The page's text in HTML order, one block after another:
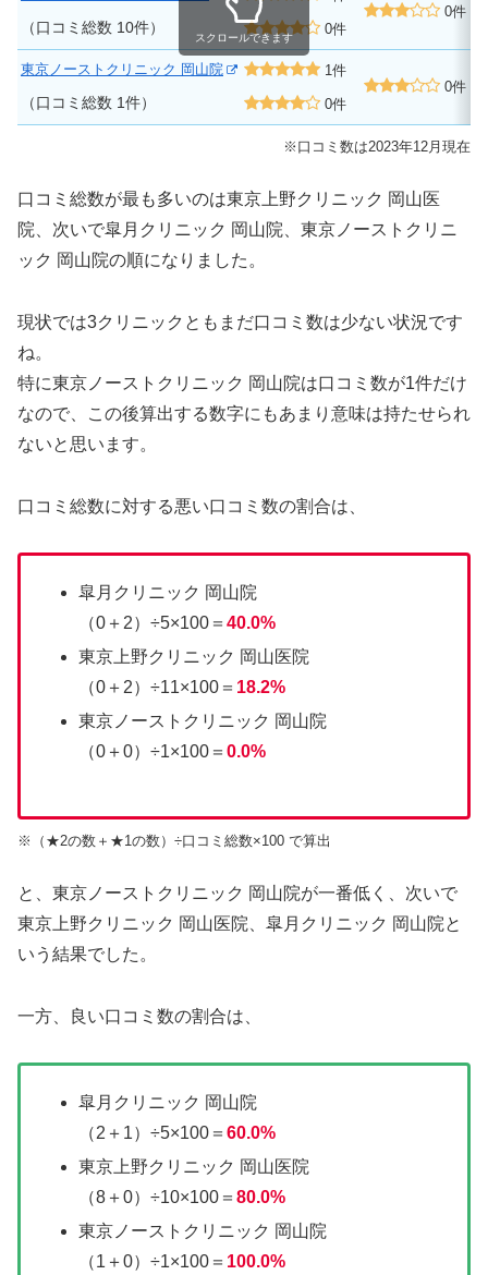
（口コミ総数 10件） 0件
0件
東京ノーストクリニック 岡山院
（口コミ総数 1件）
1件
0件
0件
スクロールできます
※口コミ数は2023年12月現在
口コミ総数が最も多いのは東京上野クリニック 岡山医
院、次いで皐月クリニック 岡山院、東京ノーストクリニ
ック 岡山院の順になりました。
現状では3クリニックともまだ口コミ数は少ない状況です
ね。
特に東京ノーストクリニック 岡山院は口コミ数が1件だけ
なので、この後算出する数字にもあまり意味は持たせられ
ないと思います。
口コミ総数に対する悪い口コミ数の割合は、
皐月クリニック 岡山院
（0＋2）÷5×100＝40.0%
東京上野クリニック 岡山医院
（0＋2）÷11×100＝ 18.2%
東京ノーストクリニック 岡山院
（0＋0）÷1×100＝0.0%
※（★2の数＋★1の数）÷口コミ総数×100 で算出
と、東京ノーストクリニック 岡山院が一番低く、次いで
東京上野クリニック 岡山医院、皐月クリニック 岡山院と
いう結果でした。
一方、良い口コミ数の割合は、
皐月クリニック 岡山院
（2＋1）÷5×100＝60.0%
東京上野クリニック 岡山医院
（8＋0）÷10×100＝80.0%
東京ノーストクリニック 岡山院
（1＋0）÷1×100＝ 100.0%